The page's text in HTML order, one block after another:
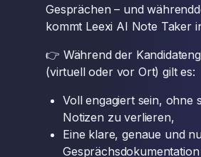
Gesprächen – und
kommt Leexi AI Note Taker
👉 Während der
(virtuell oder vor Ort) gilt es:
Voll engagiert sein, ohne
Notizen zu verlieren,
Eine klare, genaue und